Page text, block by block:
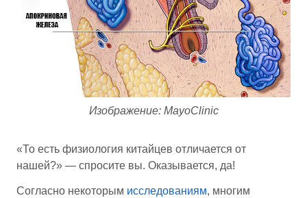
Изображение: MayoClinic
«То есть физиология китайцев отличается от
нашей?» — спросите вы. Оказывается, да!
Согласно некоторым исследованиям, многим